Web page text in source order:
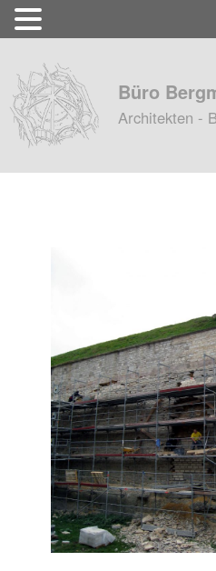
Büro
Architekten -